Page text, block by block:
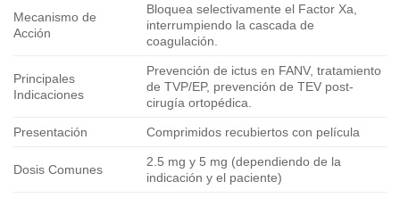
Mecanismo de
Acción
Bloquea selectivamente el Factor Xa,
interrumpiendo la cascada de
coagulación.
Principales
Indicaciones
Prevención de ictus en FANV, tratamiento
de TVP/EP, prevención de TEV post-
cirugía ortopédica.
Presentación Comprimidos recubiertos con película
Dosis Comunes
2.5 mg y 5 mg (dependiendo de la
indicación y el paciente)